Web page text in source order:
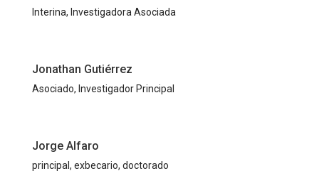
Interina, Investigadora Asociada
Jonathan Gutiérrez
Asociado, Investigador Principal
Jorge Alfaro
principal, exbecario, doctorado